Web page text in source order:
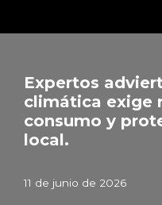
contenido
Expertos
climática exige
consumo y
local.
11 de junio de 2026